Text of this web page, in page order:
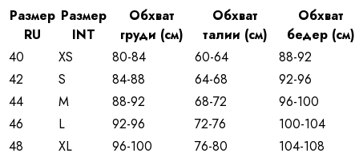
Размер
RU
Размер
INT
Обхват
груди (см)
Обхват
талии (см)
Обхват
бедер (см)
40
XS 80-84 60-64
88-92
42
S 84-88 64-68
92-96
44
M 88-92 68-72
96-100
46
L 92-96 72-76
100-104
48
XL 96-100 76-80
104-108